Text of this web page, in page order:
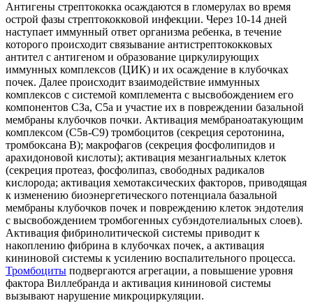
Антигены стрептококка осаждаются в гломерулах во время
острой фазы стрептококковой инфекции. Через 10-14 дней
наступает иммунный ответ организма ребенка, в течение
которого происходит связывание антистрептококковых
антител с антигеном и образование циркулирующих
иммунных комплексов (ЦИК) и их осаждение в клубочках
почек. Далее происходит взаимодействие иммунных
комплексов с системой комплемента с высвобождением его
компонентов СЗа, С5а и участие их в повреждении базальной
мембраны клубочков почки. Активация мембраноатакующим
комплексом (С5в-С9) тромбоцитов (секреция серотонина,
тромбоксана В); макрофагов (секреция фосфолипидов и
арахидоновой кислоты); активация мезангиальных клеток
(секреция протеаз, фосфолипаз, свободных радикалов
кислорода; активация хемотаксических факторов, приводящая
к изменению биоэнергетического потенциала базальной
мембраны клубочков почек и повреждению клеток эндотелия
с высвобождением тромбогенных субэндотелиальных слоев).
Активация фибринолитической системы приводит к
накоплению фибрина в клубочках почек, а активация
кининовой системы к усилению воспалительного процесса.
Тромбоциты подвергаются агрегации, а повышение уровня
фактора Виллебранда и активация кининовой системы
вызывают нарушение микроциркуляции.